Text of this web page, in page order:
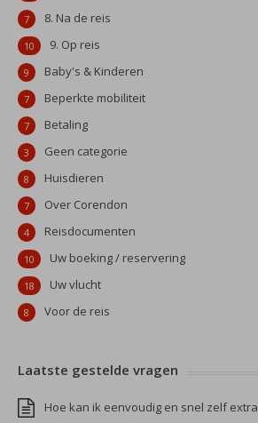
8. Na de reis
7
9. Op reis
10
Baby's & Kinderen
9
Beperkte mobiliteit
7
Betaling
7
Geen categorie
3
Huisdieren
8
Over Corendon
7
Reisdocumenten
4
Uw boeking / reservering
10
Uw vlucht
18
Voor de reis
8
Laatste gestelde vragen
Hoe kan ik eenvoudig en snel zelf